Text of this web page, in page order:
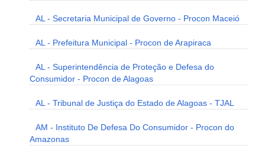
AL - Secretaria Municipal de Governo - Procon Maceió
AL - Prefeitura Municipal - Procon de Arapiraca
AL - Superintendência de Proteção e Defesa do
Consumidor - Procon de Alagoas
AL - Tribunal de Justiça do Estado de Alagoas - TJAL
AM - Instituto De Defesa Do Consumidor - Procon do
Amazonas